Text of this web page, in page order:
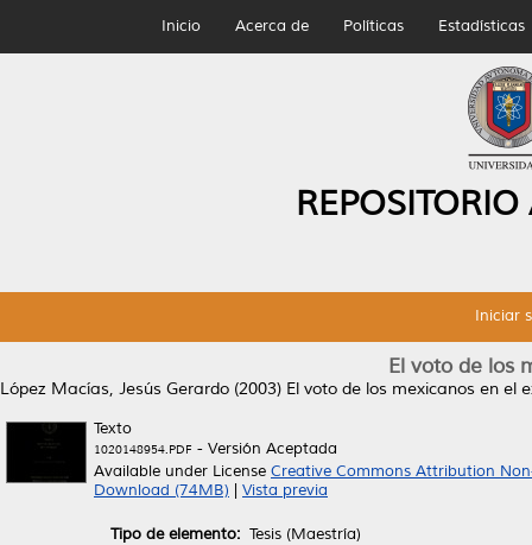
Inicio Acerca de Políticas Estadísticas
Iniciar
El voto de los
López Macías, Jesús Gerardo (2003) El voto de los mexicanos en el
Texto
1020148954.PDF - Versión Aceptada
Available under License Creative Commons Attribution
Download (74MB)
Vista previa
Tipo de elemento: Tesis (Maestría)